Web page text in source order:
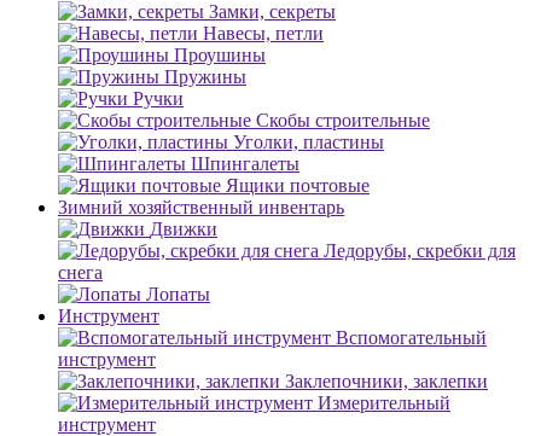
Замки, секреты
Навесы, петли
Проушины
Пружины
Ручки
Скобы строительные
Уголки, пластины
Шпингалеты
Ящики почтовые
Зимний хозяйственный инвентарь
Движки
Ледорубы, скребки для
снега
Лопаты
Инструмент
Вспомогательный
инструмент
Заклепочники, заклепки
Измерительный
инструмент